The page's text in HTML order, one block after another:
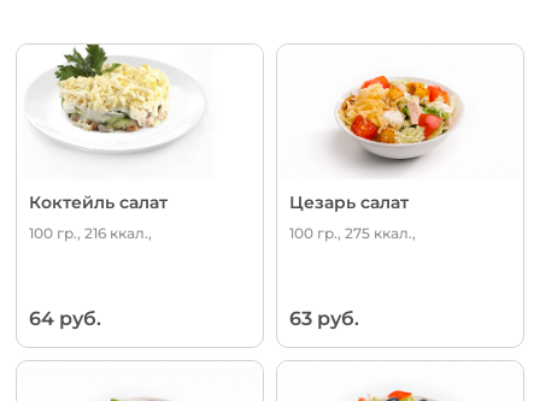
Коктейль салат
100 гр., 216 ккал.,
64 руб.
Цезарь салат
100 гр., 275 ккал.,
63 руб.